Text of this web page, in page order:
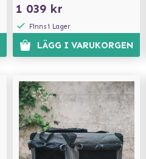
1 039 kr
Finns i Lager
LÄGG I VARUKORGEN